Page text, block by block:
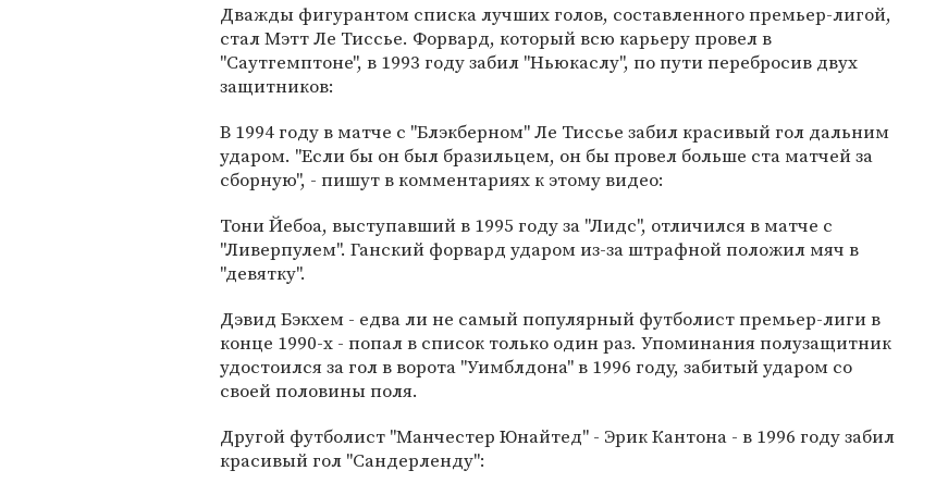
Дважды фигурантом списка лучших голов, составленного премьер-лигой,
стал Мэтт Ле Тиссье. Форвард, который всю карьеру провел в
"Саутгемптоне", в 1993 году забил "Ньюкаслу", по пути перебросив двух
защитников:
В 1994 году в матче с "Блэкберном" Ле Тиссье забил красивый гол дальним
ударом. "Если бы он был бразильцем, он бы провел больше ста матчей за
сборную", - пишут в комментариях к этому видео:
Тони Йебоа, выступавший в 1995 году за "Лидс", отличился в матче с
"Ливерпулем". Ганский форвард ударом из-за штрафной положил мяч в
"девятку".
Дэвид Бэкхем - едва ли не самый популярный футболист премьер-лиги в
конце 1990-х - попал в список только один раз. Упоминания полузащитник
удостоился за гол в ворота "Уимблдона" в 1996 году, забитый ударом со
своей половины поля.
Другой футболист "Манчестер Юнайтед" - Эрик Кантона - в 1996 году забил
красивый гол "Сандерленду":